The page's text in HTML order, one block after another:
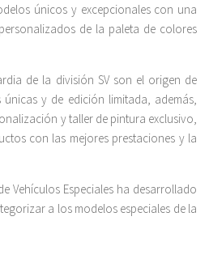
únicos y excepcionales con una
de la paleta de colores
de la división SV son el origen de
y de edición limitada, además,
y taller de pintura exclusivo,
con las mejores prestaciones y la
Vehículos Especiales ha desarrollado
a los modelos especiales de la